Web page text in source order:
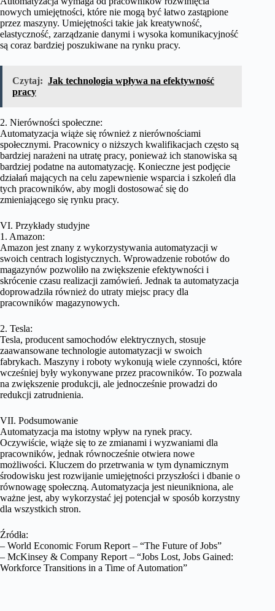
nowych umiejętności, które nie mogą być łatwo zastąpione
przez maszyny. Umiejętności takie jak kreatywność,
elastyczność, zarządzanie danymi i wysoka komunikacyjność
są coraz bardziej poszukiwane na rynku pracy.
Czytaj: Jak technologia wpływa na efektywność
pracy
2. Nierówności społeczne:
Automatyzacja wiąże się również z nierównościami
społecznymi. Pracownicy o niższych kwalifikacjach często są
bardziej narażeni na utratę pracy, ponieważ ich stanowiska są
bardziej podatne na automatyzację. Konieczne jest podjęcie
działań mających na celu zapewnienie wsparcia i szkoleń dla
tych pracowników, aby mogli dostosować się do
zmieniającego się rynku pracy.
VI. Przykłady studyjne
1. Amazon:
Amazon jest znany z wykorzystywania automatyzacji w
swoich centrach logistycznych. Wprowadzenie robotów do
magazynów pozwoliło na zwiększenie efektywności i
skrócenie czasu realizacji zamówień. Jednak ta automatyzacja
doprowadziła również do utraty miejsc pracy dla
pracowników magazynowych.
2. Tesla:
Tesla, producent samochodów elektrycznych, stosuje
zaawansowane technologie automatyzacji w swoich
fabrykach. Maszyny i roboty wykonują wiele czynności, które
wcześniej były wykonywane przez pracowników. To pozwala
na zwiększenie produkcji, ale jednocześnie prowadzi do
redukcji zatrudnienia.
VII. Podsumowanie
Automatyzacja ma istotny wpływ na rynek pracy.
Oczywiście, wiąże się to ze zmianami i wyzwaniami dla
pracowników, jednak równocześnie otwiera nowe
możliwości. Kluczem do przetrwania w tym dynamicznym
środowisku jest rozwijanie umiejętności przyszłości i dbanie o
równowagę społeczną. Automatyzacja jest nieunikniona, ale
ważne jest, aby wykorzystać jej potencjał w sposób korzystny
dla wszystkich stron.
Źródła:
– World Economic Forum Report – “The Future of Jobs”
– McKinsey & Company Report – “Jobs Lost, Jobs Gained:
Workforce Transitions in a Time of Automation”